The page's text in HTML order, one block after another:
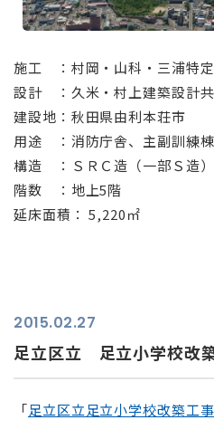
施工 ：村岡・山科・三浦特
設計 ：久米・村上建築設計
建設地：秋田県由利本荘市
用途 ：消防庁舎、主副訓練棟
構造 ：ＳＲＣ造（一部Ｓ造）
階数 ：地上5階
延床面積： 5,220㎡
2015.02.27
足立区立 足立小学校改
「足立区立足立小学校改築工事